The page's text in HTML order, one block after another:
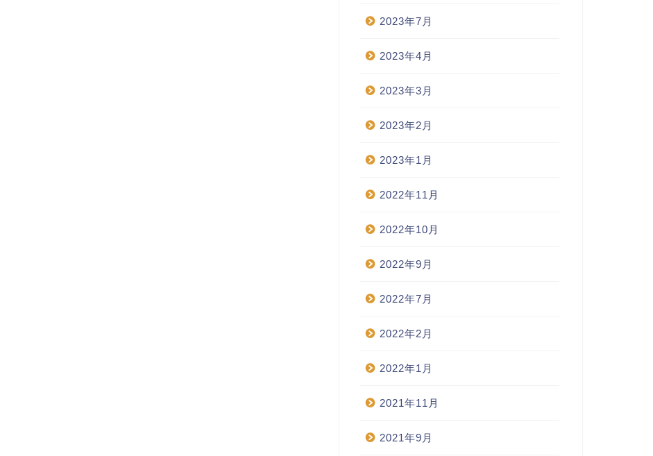
2023年7月
2023年4月
2023年3月
2023年2月
2023年1月
2022年11月
2022年10月
2022年9月
2022年7月
2022年2月
2022年1月
2021年11月
2021年9月